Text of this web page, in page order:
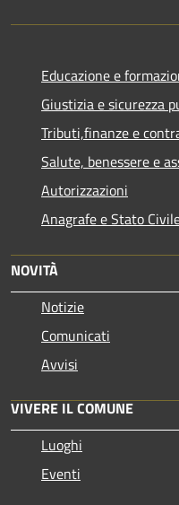
Educazione e
Giustizia e sicurezza
Tributi,finanze e
Salute, benessere e
Autorizzazioni
Anagrafe e Stato
NOVITÀ
Notizie
Comunicati
Avvisi
VIVERE IL COMUNE
Luoghi
Eventi